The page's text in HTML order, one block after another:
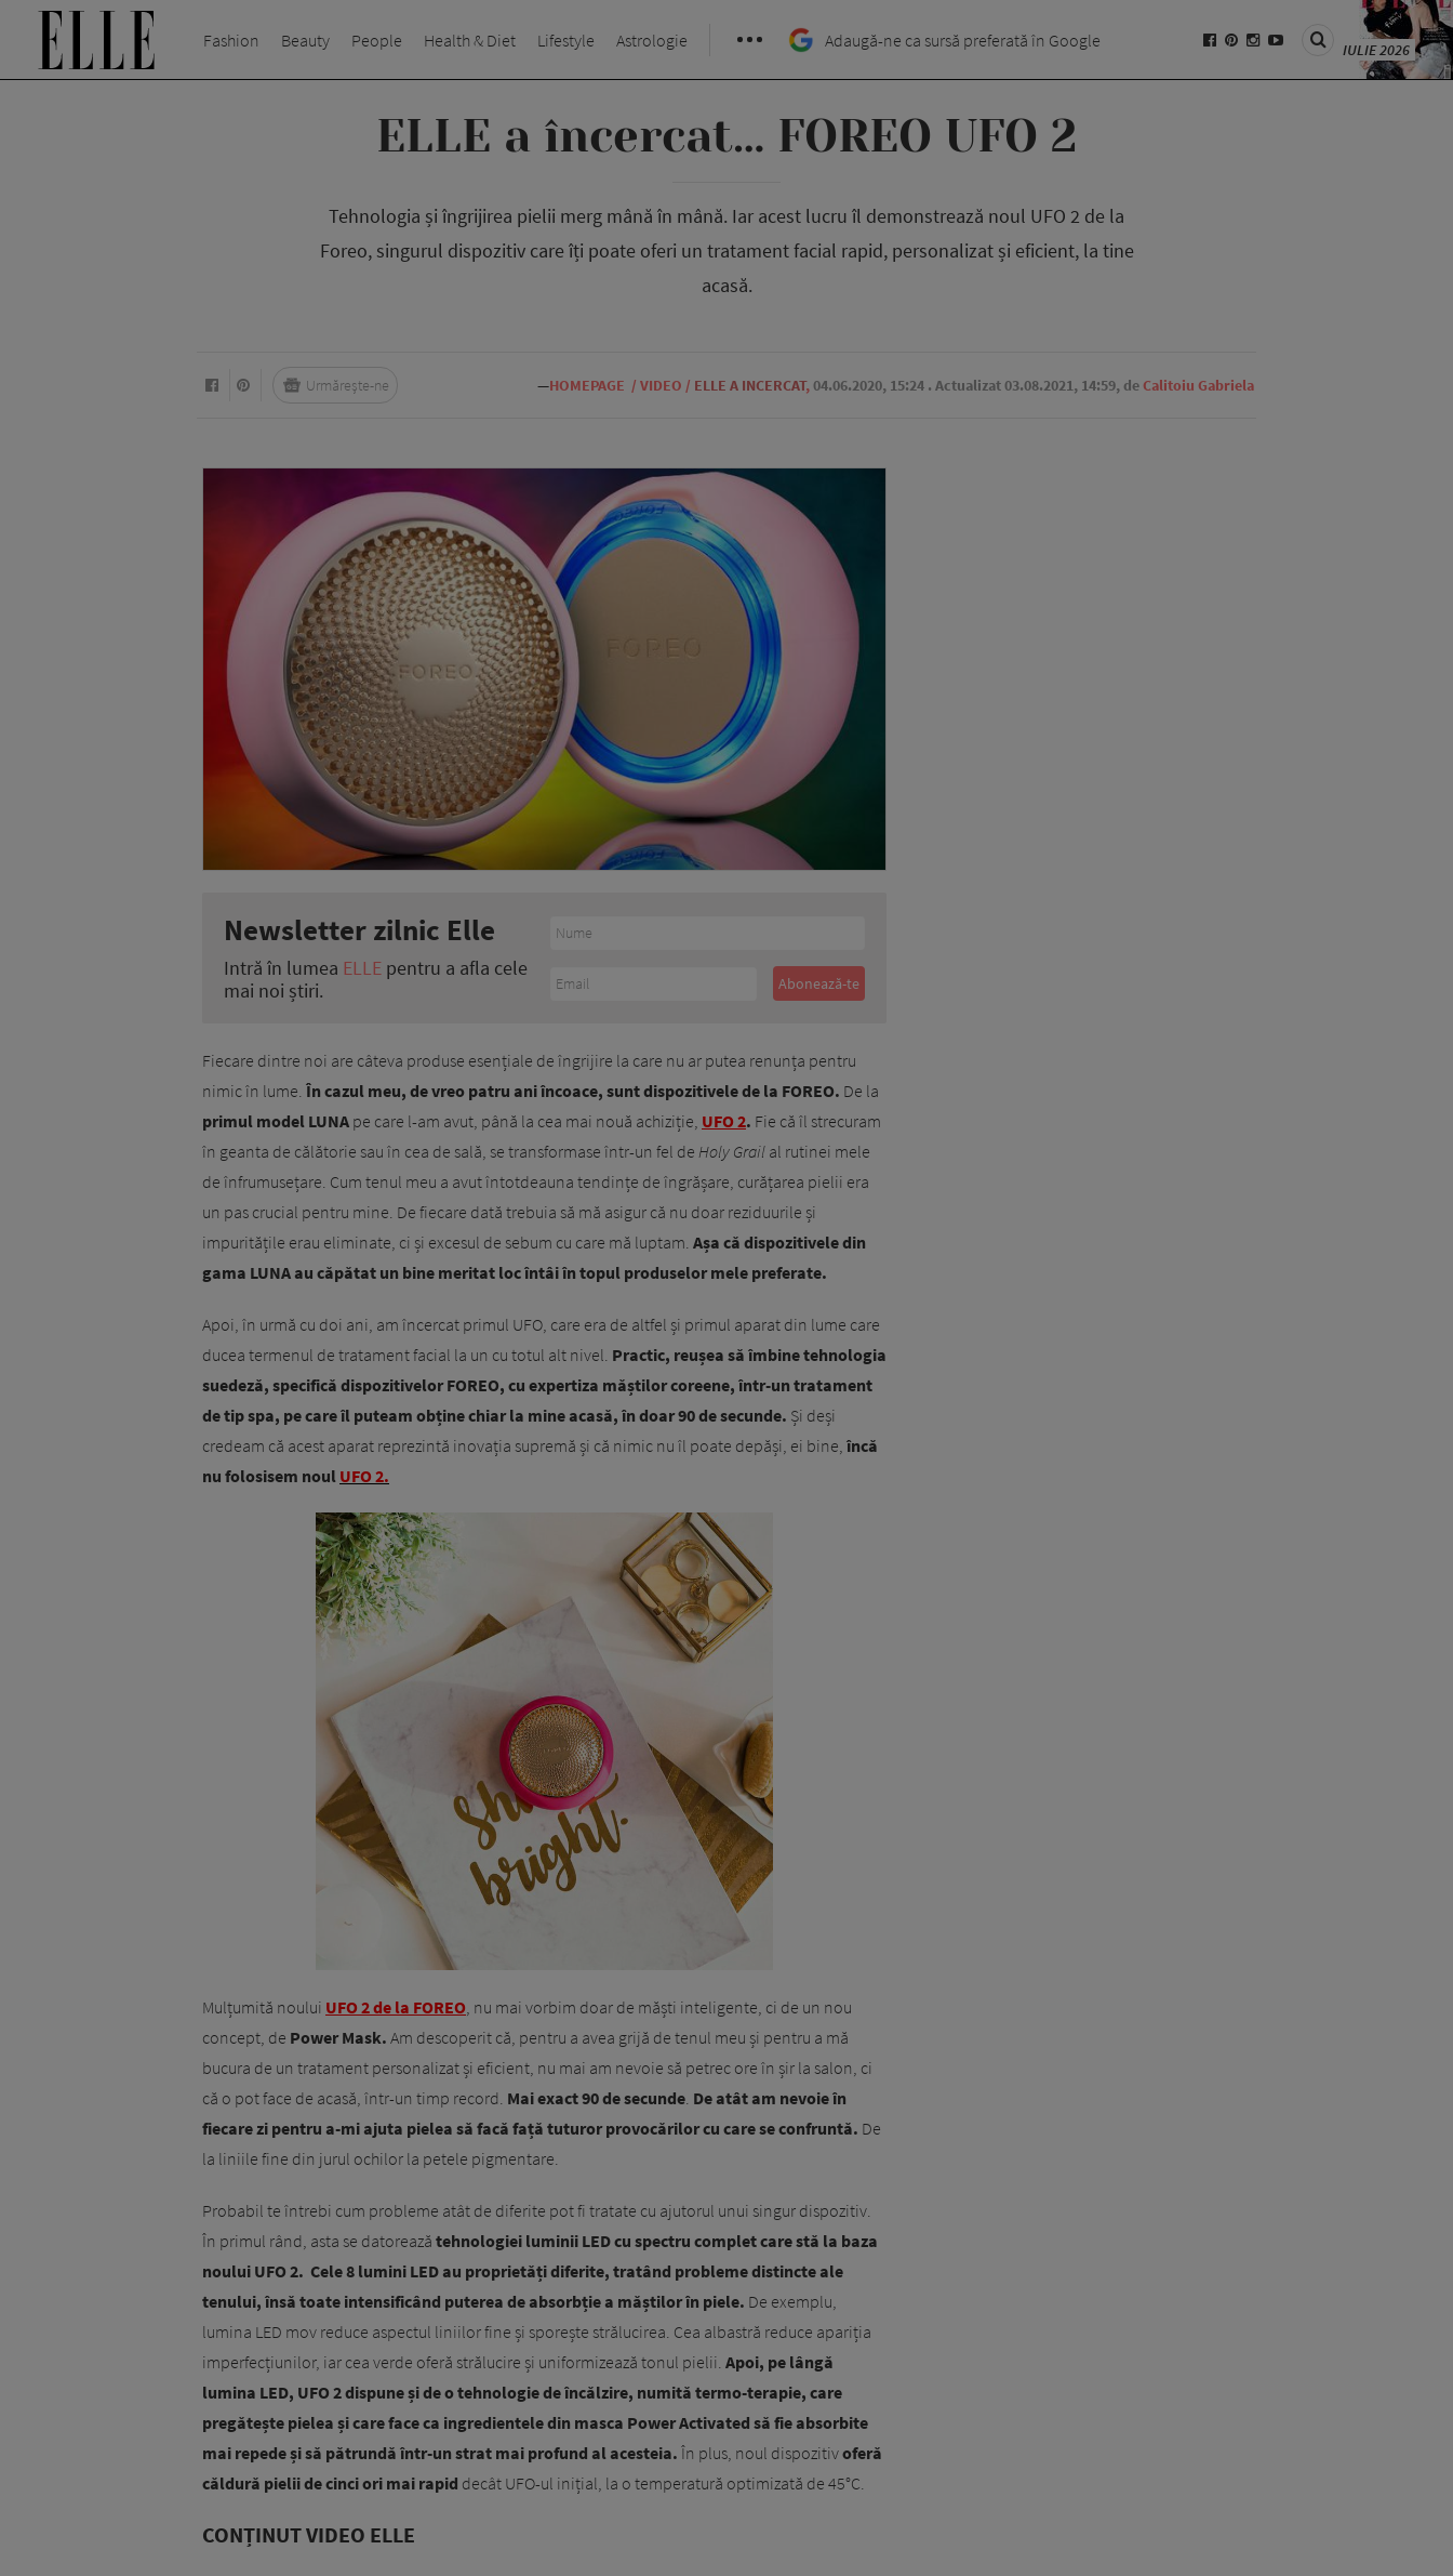
Fashion Beauty People Health & Diet Lifestyle Astrologie Adaugă-ne ca sursă preferată în Google IULIE 2026
ELLE a încercat… FOREO UFO 2
Tehnologia și îngrijirea pielii merg mână în mână. Iar acest lucru îl demonstrează noul UFO 2 de la
Foreo, singurul dispozitiv care îți poate oferi un tratament facial rapid, personalizat și eficient, la tine
acasă.
—HOMEPAGE / VIDEO / ELLE A INCERCAT,04.06.2020, 15:24 . Actualizat 03.08.2021, 14:59, deCalitoiu Gabriela
Urmărește-ne
Newsletter zilnic Elle
Intră în lumea ELLE pentru a afla cele
mai noi știri.
Fiecare dintre noi are câteva produse esențiale de îngrijire la care nu ar putea renunța pentru
nimic în lume. În cazul meu, de vreo patru ani încoace, sunt dispozitivele de la FOREO. De la
primul model LUNA pe care l-am avut, până la cea mai nouă achiziție, UFO 2. Fie că îl strecuram
în geanta de călătorie sau în cea de sală, se transformase într-un fel de Holy Grail al rutinei mele
de înfrumusețare. Cum tenul meu a avut întotdeauna tendințe de îngrășare, curățarea pielii era
un pas crucial pentru mine. De fiecare dată trebuia să mă asigur că nu doar reziduurile și
impuritățile erau eliminate, ci și excesul de sebum cu care mă luptam. Așa că dispozitivele din
gama LUNA au căpătat un bine meritat loc întâi în topul produselor mele preferate.
Apoi, în urmă cu doi ani, am încercat primul UFO, care era de altfel și primul aparat din lume care
ducea termenul de tratament facial la un cu totul alt nivel. Practic, reușea să îmbine tehnologia
suedeză, specifică dispozitivelor FOREO, cu expertiza măștilor coreene, într-un tratament
de tip spa, pe care îl puteam obține chiar la mine acasă, în doar 90 de secunde. Și deși
credeam că acest aparat reprezintă inovația supremă și că nimic nu îl poate depăși, ei bine, încă
nu folosisem noul UFO 2.
Mulțumită noului UFO 2 de la FOREO, nu mai vorbim doar de măști inteligente, ci de un nou
concept, de Power Mask. Am descoperit că, pentru a avea grijă de tenul meu și pentru a mă
bucura de un tratament personalizat și eficient, nu mai am nevoie să petrec ore în șir la salon, ci
că o pot face de acasă, într-un timp record. Mai exact 90 de secunde. De atât am nevoie în
fiecare zi pentru a-mi ajuta pielea să facă față tuturor provocărilor cu care se confruntă. De
la liniile fine din jurul ochilor la petele pigmentare.
Probabil te întrebi cum probleme atât de diferite pot fi tratate cu ajutorul unui singur dispozitiv.
În primul rând, asta se datorează tehnologiei luminii LED cu spectru complet care stă la baza
noului UFO 2. Cele 8 lumini LED au proprietăți diferite, tratând probleme distincte ale
tenului, însă toate intensificând puterea de absorbție a măștilor în piele. De exemplu,
lumina LED mov reduce aspectul liniilor fine și sporește strălucirea. Cea albastră reduce apariția
imperfecțiunilor, iar cea verde oferă strălucire și uniformizează tonul pielii. Apoi, pe lângă
lumina LED, UFO 2 dispune și de o tehnologie de încălzire, numită termo-terapie, care
pregătește pielea și care face ca ingredientele din masca Power Activated să fie absorbite
mai repede și să pătrundă într-un strat mai profund al acesteia. În plus, noul dispozitivoferă
căldură pielii de cinci ori mai rapid decât UFO-ul inițial, la o temperatură optimizată de 45°C.
CONȚINUT VIDEO ELLE